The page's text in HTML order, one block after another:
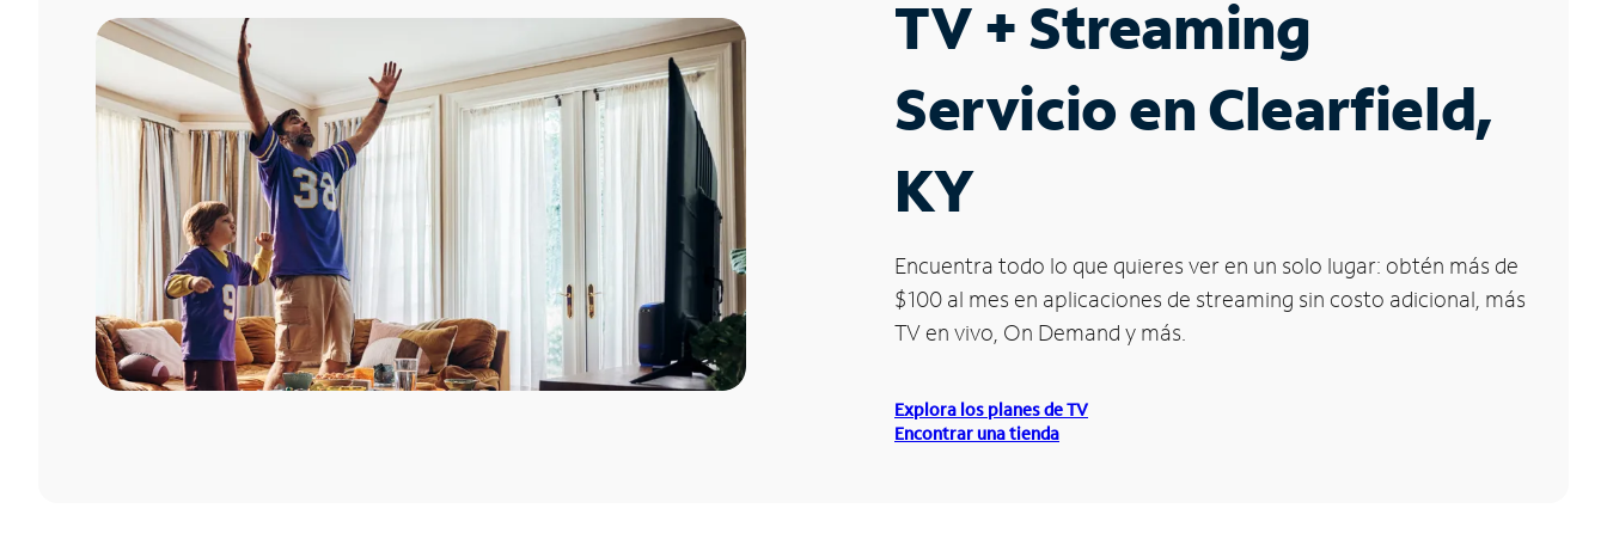
TV + Streaming
Servicio en Clearfield,
KY
Encuentra todo lo que quieres ver en un solo lugar: obtén más de
$100 al mes en aplicaciones de streaming sin costo adicional, más
TV en vivo, On Demand y más.
Explora los planes de TV
Encontrar una tienda